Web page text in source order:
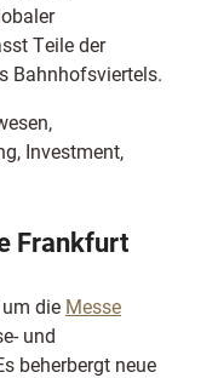
Teile der
Bahnhofsviertels.
Investment,
Frankfurt
die Messe
und
beherbergt neue